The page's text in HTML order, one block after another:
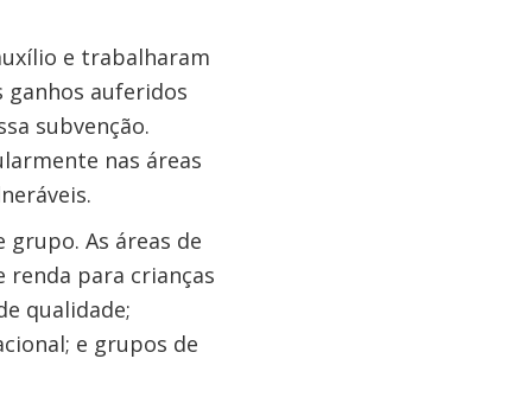
e trabalharam
ganhos auferidos
subvenção.
nas áreas
As áreas de
para crianças
qualidade;
e grupos de